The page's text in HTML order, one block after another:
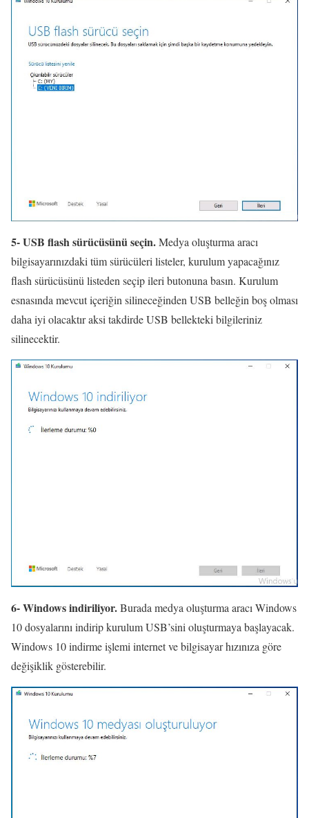
5- USB flash sürücüsünü seçin.Medya oluşturma aracı
bilgisayarınızdaki tüm sürücüleri listeler, kurulum yapacağınız
flash sürücüsünü listeden seçip ileri butonuna basın. Kurulum
esnasında mevcut içeriğin silineceğinden USB belleğin boş olması
daha iyi olacaktır aksi takdirde USB bellekteki bilgileriniz
silinecektir.
6- Windows indiriliyor.Burada medya oluşturma aracı Windows
10 dosyalarını indirip kurulum USB’sini oluşturmaya başlayacak.
Windows 10 indirme işlemi internet ve bilgisayar hızınıza göre
değişiklik gösterebilir.